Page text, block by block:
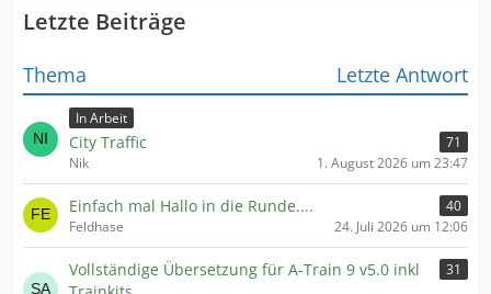
Letzte Beiträge
Thema Letzte Antwort
In Arbeit
City Traffic
71
Nik
1. August 2026 um 23:47
Einfach mal Hallo in die Runde....
40
Feldhase
24. Juli 2026 um 12:06
Vollständige Übersetzung für A-Train 9 v5.0 inkl
31